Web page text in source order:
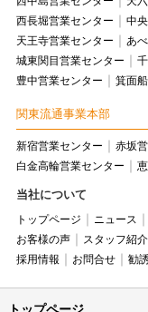
西長堀営業センター
中
天王寺営業センター
あ
城東関目営業センター
豊中営業センター
箕面
関東流通事業本部
新宿営業センター 赤坂
白金高輪営業センター
当社について
トップページ ニュース
お客様の声
スタッフ紹介
採用情報
お問合せ 勧
トップページ